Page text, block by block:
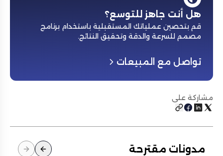
هل أنت جاهز للتوسع؟
قم بتحصين عملياتك المستقبلية باستخدام برنامج
مصمم للسرعة والدقة وتحقيق النتائج.
تواصل مع المبيعات
مشاركة على
مدونات مقترحة